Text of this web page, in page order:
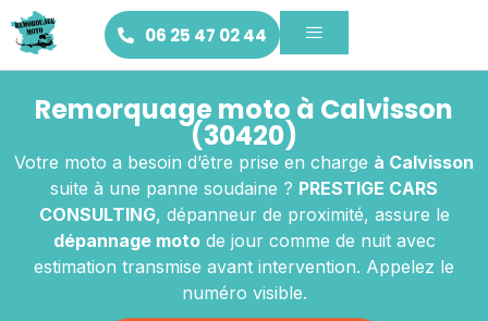
06 25 47 02 44
Remorquage moto à Calvisson
(30420)
Votre moto a besoin d’être prise en charge à Calvisson
suite à une panne soudaine ? PRESTIGE CARS
CONSULTING, dépanneur de proximité, assure le
dépannage motode jour comme de nuit avec
estimation transmise avant intervention. Appelez le
numéro visible.